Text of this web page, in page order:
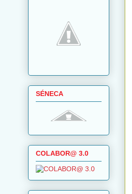
SÉNECA
COLABOR@ 3.0